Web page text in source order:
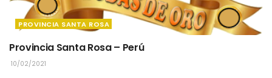
PROVINCIA SANTA ROSA
Provincia Santa Rosa – Perú
10/02/2021